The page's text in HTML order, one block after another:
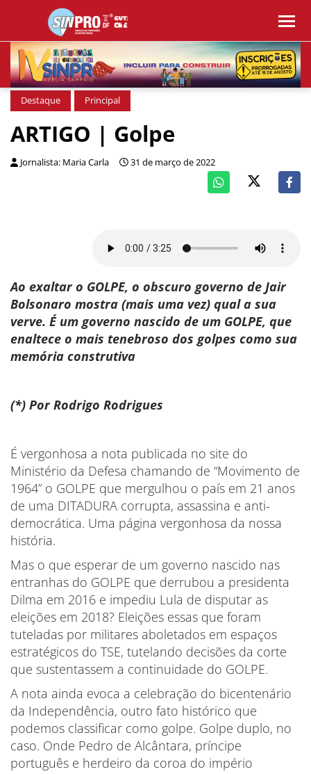
Destaque Principal
ARTIGO | Golpe
Jornalista: Maria Carla 31 de março de 2022
Ao exaltar o GOLPE, o obscuro governo de Jair
Bolsonaro mostra (mais uma vez) qual a sua
verve. É um governo nascido de um GOLPE, que
enaltece o mais tenebroso dos golpes como sua
memória construtiva
(*) Por Rodrigo Rodrigues
É vergonhosa a nota publicada no site do
Ministério da Defesa chamando de “Movimento de
1964” o GOLPE que mergulhou o país em 21 anos
de uma DITADURA corrupta, assassina e anti-
democrática. Uma página vergonhosa da nossa
história.
Mas o que esperar de um governo nascido nas
entranhas do GOLPE que derrubou a presidenta
Dilma em 2016 e impediu Lula de disputar as
eleições em 2018? Eleições essas que foram
tuteladas por militares aboletados em espaços
estratégicos do TSE, tutelando decisões da corte
que sustentassem a continuidade do GOLPE.
A nota ainda evoca a celebração do bicentenário
da Independência, outro fato histórico que
podemos classificar como golpe. Golpe duplo, no
caso. Onde Pedro de Alcântara, príncipe
português e herdeiro da coroa do império